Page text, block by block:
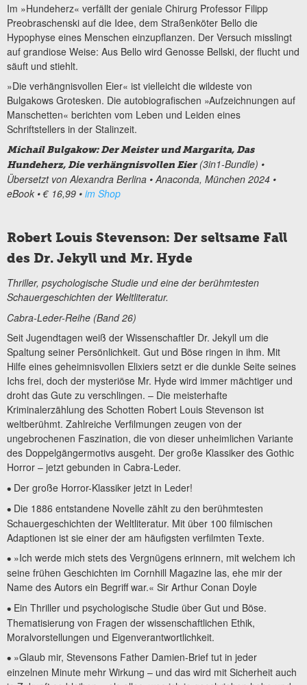
Im »Hundeherz« verfällt der geniale Chirurg Professor Filipp
Preobraschenski auf die Idee, dem Straßenköter Bello die
Hypophyse eines Menschen einzupflanzen. Der Versuch misslingt
auf grandiose Weise: Aus Bello wird Genosse Bellski, der flucht und
säuft und stiehlt.
»Die verhängnisvollen Eier« ist vielleicht die wildeste von
Bulgakows Grotesken. Die autobiografischen »Aufzeichnungen auf
Manschetten« berichten vom Leben und Leiden eines
Schriftstellers in der Stalinzeit.
Michail Bulgakow: Der Meister und Margarita, Das
Hundeherz, Die verhängnisvollen Eier(3in1-Bundle) •
Übersetzt von Alexandra Berlina • Anaconda, München 2024 •
eBook • € 16,99 • im Shop
Robert Louis Stevenson: Der seltsame Fall
des Dr. Jekyll und Mr. Hyde
Thriller, psychologische Studie und eine der berühmtesten
Schauergeschichten der Weltliteratur.
Cabra-Leder-Reihe (Band 26)
Seit Jugendtagen weiß der Wissenschaftler Dr. Jekyll um die
Spaltung seiner Persönlichkeit. Gut und Böse ringen in ihm. Mit
Hilfe eines geheimnisvollen Elixiers setzt er die dunkle Seite seines
Ichs frei, doch der mysteriöse Mr. Hyde wird immer mächtiger und
droht das Gute zu verschlingen. – Die meisterhafte
Kriminalerzählung des Schotten Robert Louis Stevenson ist
weltberühmt. Zahlreiche Verfilmungen zeugen von der
ungebrochenen Faszination, die von dieser unheimlichen Variante
des Doppelgängermotivs ausgeht. Der große Klassiker des Gothic
Horror – jetzt gebunden in Cabra-Leder.
• Der große Horror-Klassiker jetzt in Leder!
• Die 1886 entstandene Novelle zählt zu den berühmtesten
Schauergeschichten der Weltliteratur. Mit über 100 filmischen
Adaptionen ist sie einer der am häufigsten verfilmten Texte.
• »Ich werde mich stets des Vergnügens erinnern, mit welchem ich
seine frühen Geschichten im Cornhill Magazine las, ehe mir der
Name des Autors ein Begriff war.« Sir Arthur Conan Doyle
• Ein Thriller und psychologische Studie über Gut und Böse.
Thematisierung von Fragen der wissenschaftlichen Ethik,
Moralvorstellungen und Eigenverantwortlichkeit.
• »Glaub mir, Stevensons Father Damien-Brief tut in jeder
einzelnen Minute mehr Wirkung – und das wird mit Sicherheit auch